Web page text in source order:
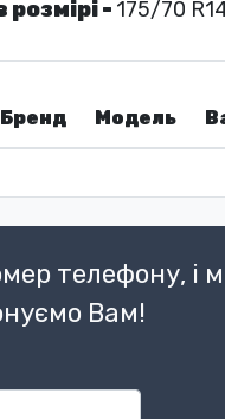
розмірі - 175/70
Бренд Модель
телефону, і
Вам!